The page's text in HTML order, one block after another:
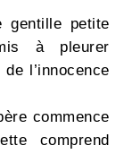
gentille petite
à pleurer
l’innocence
commence
comprend